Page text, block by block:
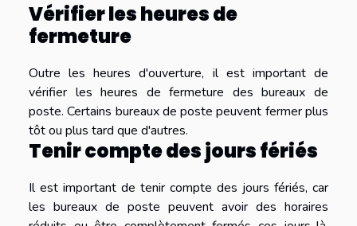
Vérifier les heures de
fermeture
Outre les heures d'ouverture, il est important de
vérifier les heures de fermeture des bureaux de
poste. Certains bureaux de poste peuvent fermer plus
tôt ou plus tard que d'autres.
Tenir compte des jours fériés
Il est important de tenir compte des jours fériés, car
les bureaux de poste peuvent avoir des horaires